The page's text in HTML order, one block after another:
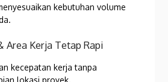
kebutuhan volume
Area Kerja Tetap Rapi
kecepatan kerja tanpa
lokasi proyek.